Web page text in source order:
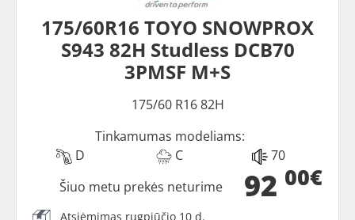
175/60R16 TOYO SNOWPROX
S943 82H Studless DCB70
3PMSF M+S
175/60 R16 82H
Tinkamumas modeliams:
D
C 70
92 00€
Šiuo metu prekės neturime
Atsiėmimas rugpjūčio 10 d.